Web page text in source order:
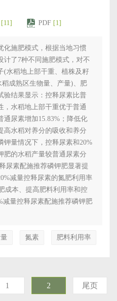
[11] PDF [1]
化施肥模式，根据当地习惯
计了7种不同施肥模式，对不
(水稻地上部干重、植株及籽
成熟区生物量、产量)、肥
验结果显示：控释尿素比普
，水稻地上部干重优于普通
通尿素增加15.83%；降低化
高水稻对养分的吸收和养分
钾量情况下，控释尿素和20%
肥的水稻产量较普通尿素分
尿素配施推荐磷钾肥显著提
减量控释尿素的氮肥利用率
成本、提高肥料利用率和控
减量控释尿素配施推荐磷钾肥
氮素 肥料利用率
1 2 尾页